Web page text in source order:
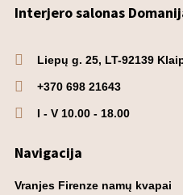
Interjero salonas
Liepų g. 25, LT-92139
+370 698 21643
I - V 10.00 - 18.00
Navigacija
Vranjes Firenze namų kvapai